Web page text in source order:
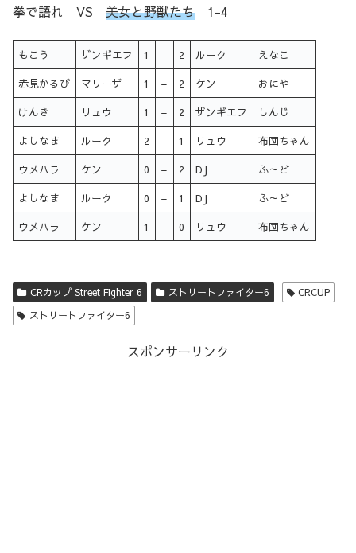
拳で語れ VS 美女と野獣たち 1-4
もこう ザンギエフ 1 – 2 ルーク えなこ
赤見かるび マリーザ 1 – 2 ケン おにや
けんき リュウ 1 – 2 ザンギエフ しんじ
よしなま ルーク 2 – 1 リュウ 布団ちゃん
ウメハラ ケン 0 – 2 DJ ふ～ど
よしなま ルーク 0 – 1 DJ ふ～ど
ウメハラ ケン 1 – 0 リュウ 布団ちゃん
CRカップ Street Fighter 6 ストリートファイター6
CRCUP
ストリートファイター6
スポンサーリンク